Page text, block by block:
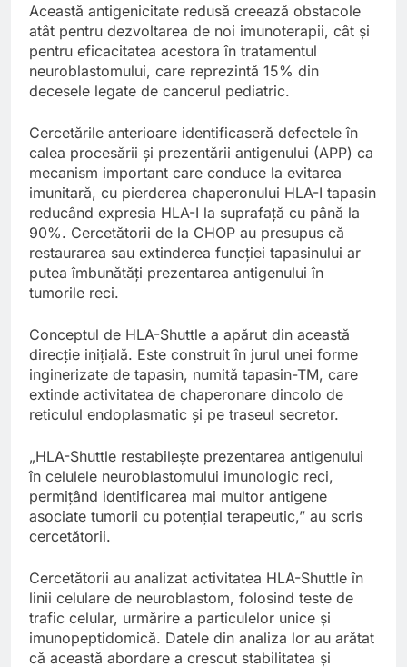
Această antigenicitate redusă creează obstacole
atât pentru dezvoltarea de noi imunoterapii, cât și
pentru eficacitatea acestora în tratamentul
neuroblastomului, care reprezintă 15% din
decesele legate de cancerul pediatric.
Cercetările anterioare identificaseră defectele în
calea procesării și prezentării antigenului (APP) ca
mecanism important care conduce la evitarea
imunitară, cu pierderea chaperonului HLA-I tapasin
reducând expresia HLA-I la suprafață cu până la
90%. Cercetătorii de la CHOP au presupus că
restaurarea sau extinderea funcției tapasinului ar
putea îmbunătăți prezentarea antigenului în
tumorile reci.
Conceptul de HLA-Shuttle a apărut din această
direcție inițială. Este construit în jurul unei forme
inginerizate de tapasin, numită tapasin-TM, care
extinde activitatea de chaperonare dincolo de
reticulul endoplasmatic și pe traseul secretor.
„HLA-Shuttle restabilește prezentarea antigenului
în celulele neuroblastomului imunologic reci,
permițând identificarea mai multor antigene
asociate tumorii cu potențial terapeutic,” au scris
cercetătorii.
Cercetătorii au analizat activitatea HLA-Shuttle în
linii celulare de neuroblastom, folosind teste de
trafic celular, urmărire a particulelor unice și
imunopeptidomică. Datele din analiza lor au arătat
că această abordare a crescut stabilitatea și